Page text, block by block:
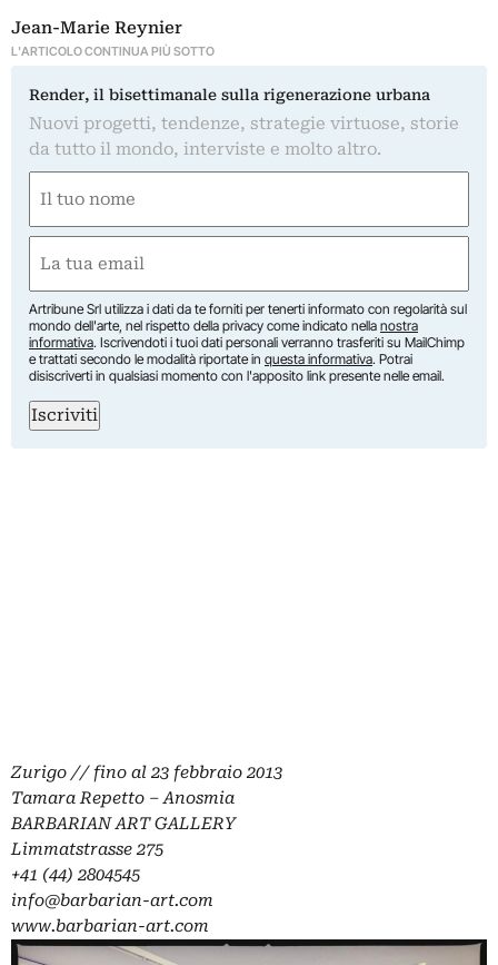
Jean-Marie Reynier
L'ARTICOLO CONTINUA PIÙ SOTTO
Render, il bisettimanale sulla rigenerazione urbana
Nuovi progetti, tendenze, strategie virtuose, storie
da tutto il mondo, interviste e molto altro.
(Obbligatorio)
Nome
(Obbligatorio)
Artribune Srl utilizza i dati da te forniti per tenerti informato con regolarità sul
mondo dell'arte, nel rispetto della privacy come indicato nella nostra
informativa. Iscrivendoti i tuoi dati personali verranno trasferiti su MailChimp
e trattati secondo le modalità riportate in questa informativa. Potrai
disiscriverti in qualsiasi momento con l'apposito link presente nelle email.
Iscriviti
Zurigo // fino al 23 febbraio 2013
Tamara Repetto – Anosmia
BARBARIAN ART GALLERY
Limmatstrasse 275
+41 (44) 2804545
info@barbarian-art.com
www.barbarian-art.com